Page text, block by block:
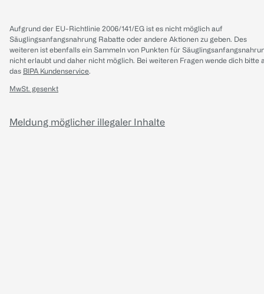
Aufgrund der EU-Richtlinie 2006/141/EG ist es nicht möglich auf
Säuglingsanfangsnahrung Rabatte oder andere Aktionen zu geben. Des
weiteren ist ebenfalls ein Sammeln von Punkten für
nicht erlaubt und daher nicht möglich. Bei weiteren Fragen wende dich bitte
das BIPA Kundenservice.
MwSt. gesenkt
Meldung möglicher illegaler Inhalte